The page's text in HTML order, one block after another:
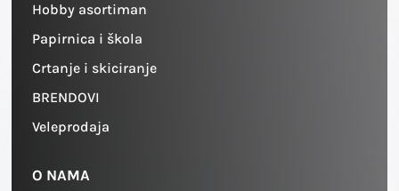
Hobby asortiman
Papirnica i škola
Crtanje i skiciranje
BRENDOVI
Veleprodaja
O NAMA